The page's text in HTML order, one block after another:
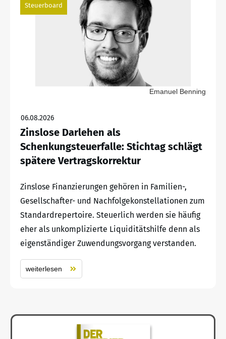
Steuerboard
Emanuel Benning
06.08.2026
Zinslose Darlehen als
Schenkungsteuerfalle: Stichtag schlägt
spätere Vertragskorrektur
Zinslose Finanzierungen gehören in Familien-,
Gesellschafter- und Nachfolgekonstellationen zum
Standardrepertoire. Steuerlich werden sie häufig
eher als unkomplizierte Liquiditätshilfe denn als
eigenständiger Zuwendungsvorgang verstanden.
weiterlesen